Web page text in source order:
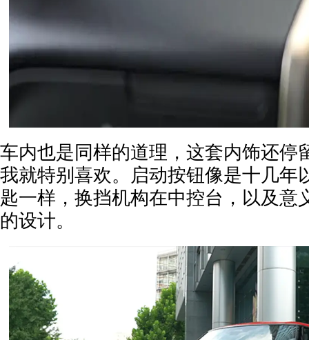
车内也是同样的道理，这套内饰还停
我就特别喜欢。启动按钮像是十几年
匙一样，换挡机构在中控台，以及意
的设计。